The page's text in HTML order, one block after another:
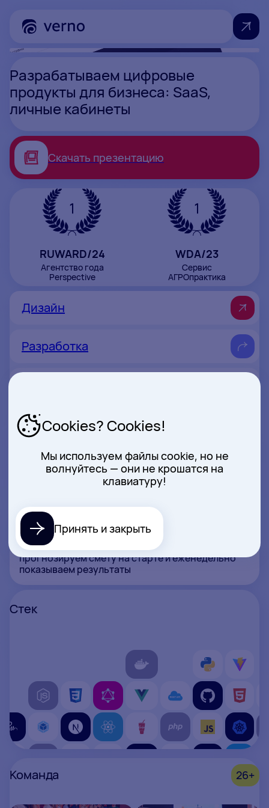
Разрабатываем цифровые
продукты для бизнеса: SaaS,
личные кабинеты
Команда 26+
Стек
Скачать презентацию
RUWARD/24
Агентство года
Perspective
WDA/23
Сервис
АГРОпрактика
Дизайн
Разработка
Стоимость
3 500
Работаем по формату Time & Material —
прогнозируем смету на старте и еженедельно
показываем результаты
Cookies? Cookies!
Мы используем файлы cookie, но не
волнуйтесь — они не крошатся на
клавиатуру!
Принять и закрыть